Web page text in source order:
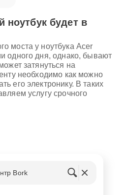
ноутбук будет в
моста у ноутбука Acer
одного дня, однако, бывают
затянуться на
необходимо как можно
его электронику. В таких
услугу срочного
Bork